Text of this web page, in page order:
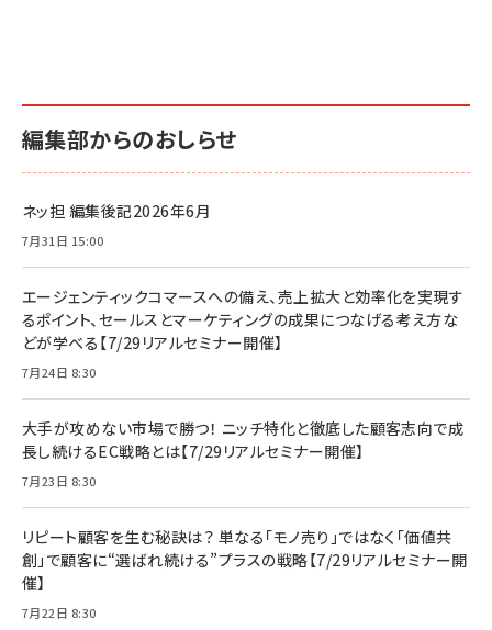
編集部からのおしらせ
ネッ担 編集後記2026年6月
7月31日 15:00
エージェンティックコマースへの備え、売上拡大と効率化を実現す
るポイント、セールスとマーケティングの成果につなげる考え方な
どが学べる【7/29リアルセミナー開催】
7月24日 8:30
大手が攻めない市場で勝つ！ ニッチ特化と徹底した顧客志向で成
長し続けるEC戦略とは【7/29リアルセミナー開催】
7月23日 8:30
リピート顧客を生む秘訣は？ 単なる「モノ売り」ではなく「価値共
創」で顧客に“選ばれ続ける”プラスの戦略【7/29リアルセミナー開
催】
7月22日 8:30